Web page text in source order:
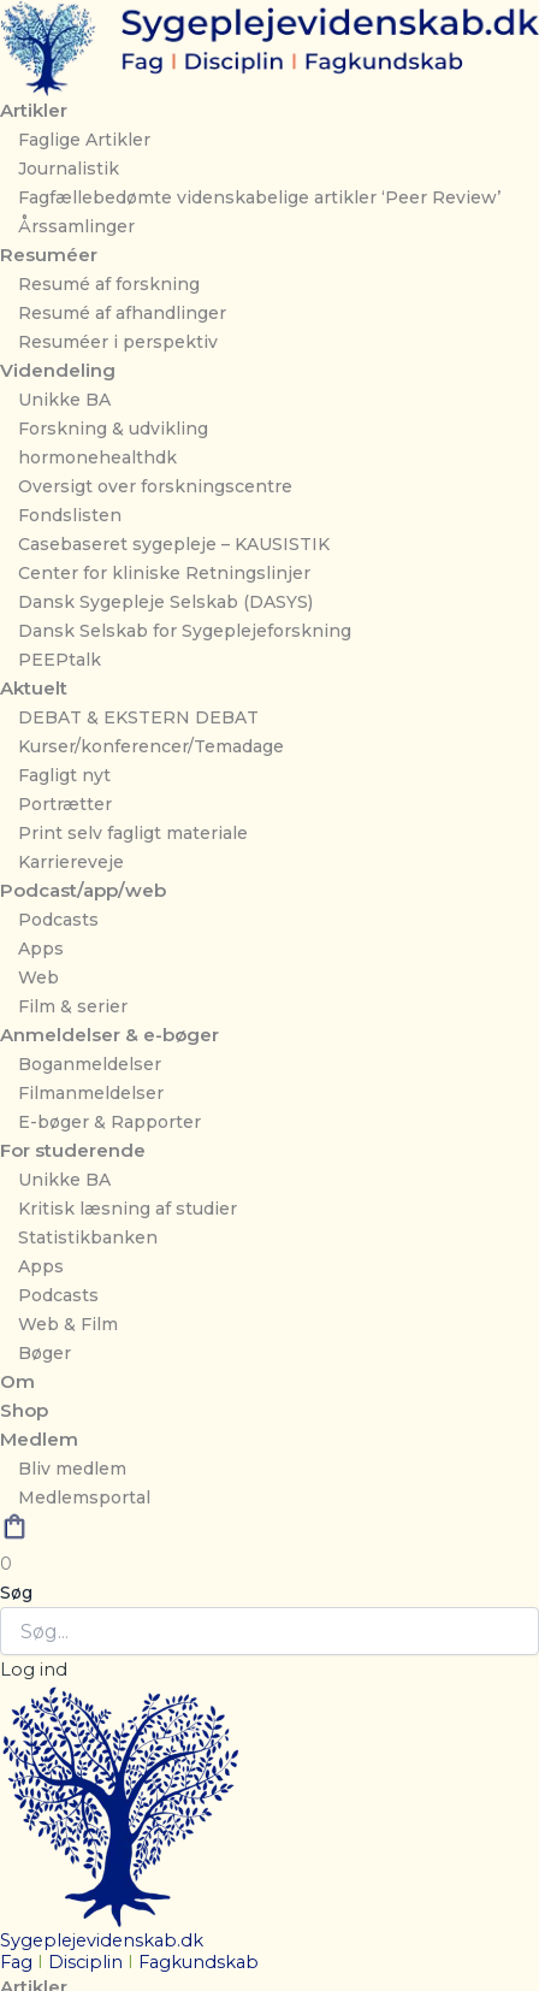
Gå
til
indholdet
Artikler
Faglige Artikler
Journalistik
Fagfællebedømte videnskabelige artikler ‘Peer Review’
Årssamlinger
Resuméer
Resumé af forskning
Resumé af afhandlinger
Resuméer i perspektiv
Videndeling
Unikke BA
Forskning & udvikling
hormonehealthdk
Oversigt over forskningscentre
Fondslisten
Casebaseret sygepleje – KAUSISTIK
Center for kliniske Retningslinjer
Dansk Sygepleje Selskab (DASYS)
Dansk Selskab for Sygeplejeforskning
PEEPtalk
Aktuelt
DEBAT & EKSTERN DEBAT
Kurser/konferencer/Temadage
Fagligt nyt
Portrætter
Print selv fagligt materiale
Karriereveje
Podcast/app/web
Podcasts
Apps
Web
Film & serier
Anmeldelser & e-bøger
Boganmeldelser
Filmanmeldelser
E-bøger & Rapporter
For studerende
Unikke BA
Kritisk læsning af studier
Statistikbanken
Apps
Podcasts
Web & Film
Bøger
Om
Shop
Medlem
Bliv medlem
Medlemsportal
0
Søg
Log ind
Sygeplejevidenskab.dk
Fag
Disciplin Fagkundskab